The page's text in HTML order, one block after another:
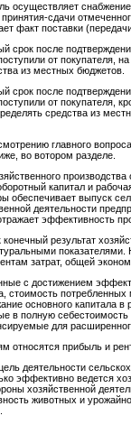
осуществляет
сдачи
факт поставки
срок после
от покупателя,
из местных бюджетов.
срок после
от покупателя,
средства из
главного
во вотором разделе.
капитал и
обеспечивает выпуск
деятельности
эффективность
результат
затрат, общей
с достижением
стоимость
основного капитала
в полную себестоимость
для
относятся прибыль и
деятельности
эффективно ведется
хозяйственной
животных и